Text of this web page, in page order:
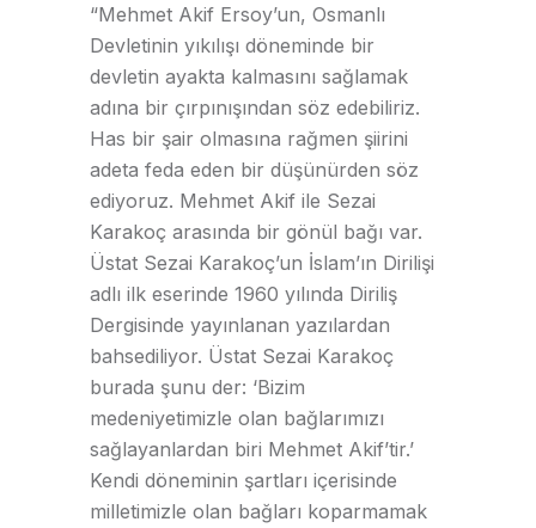
“Mehmet Akif Ersoy’un, Osmanlı
Devletinin yıkılışı döneminde bir
devletin ayakta kalmasını sağlamak
adına bir çırpınışından söz edebiliriz.
Has bir şair olmasına rağmen şiirini
adeta feda eden bir düşünürden söz
ediyoruz. Mehmet Akif ile Sezai
Karakoç arasında bir gönül bağı var.
Üstat Sezai Karakoç’un İslam’ın Dirilişi
adlı ilk eserinde 1960 yılında Diriliş
Dergisinde yayınlanan yazılardan
bahsediliyor. Üstat Sezai Karakoç
burada şunu der: ‘Bizim
medeniyetimizle olan bağlarımızı
sağlayanlardan biri Mehmet Akif’tir.’
Kendi döneminin şartları içerisinde
milletimizle olan bağları koparmamak